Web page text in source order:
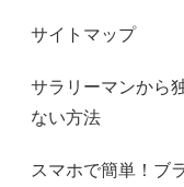
サイトマップ
サラリーマンから
ない方法
スマホで簡単！ブ